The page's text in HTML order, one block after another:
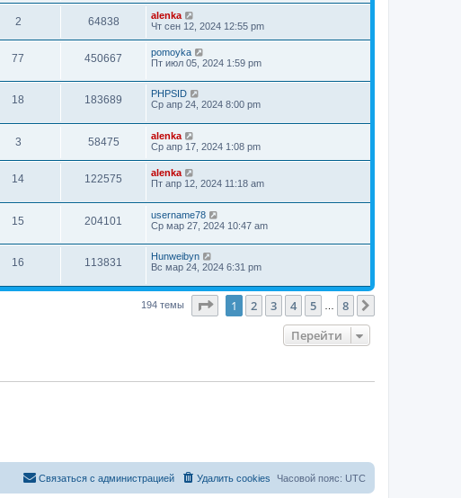
2 64838
alenka
Чт сен 12, 2024 12:55 pm
77 450667
pomoyka
Пт июл 05, 2024 1:59 pm
18 183689
PHPSID
Ср апр 24, 2024 8:00 pm
3 58475
alenka
Ср апр 17, 2024 1:08 pm
14 122575
alenka
Пт апр 12, 2024 11:18 am
15 204101
username78
Ср мар 27, 2024 10:47 am
16 113831
Hunweibyn
Вс мар 24, 2024 6:31 pm
194 темы Страница1 из
1 2 3 4 5 8
Перейти
Часовой пояс: UTC
Удалить cookies
Связаться с администрацией